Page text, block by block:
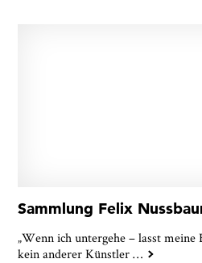
Sammlung Felix
„Wenn ich untergehe – lasst
kein anderer Künstler…